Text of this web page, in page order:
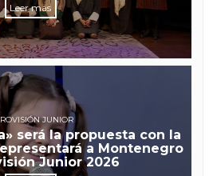
Leer más
JUNIOR
será la propuesta con la
a Montenegro
Junior 2026